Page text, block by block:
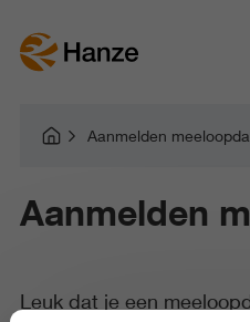
Aanmelden
Aanmelden
Leuk dat je een